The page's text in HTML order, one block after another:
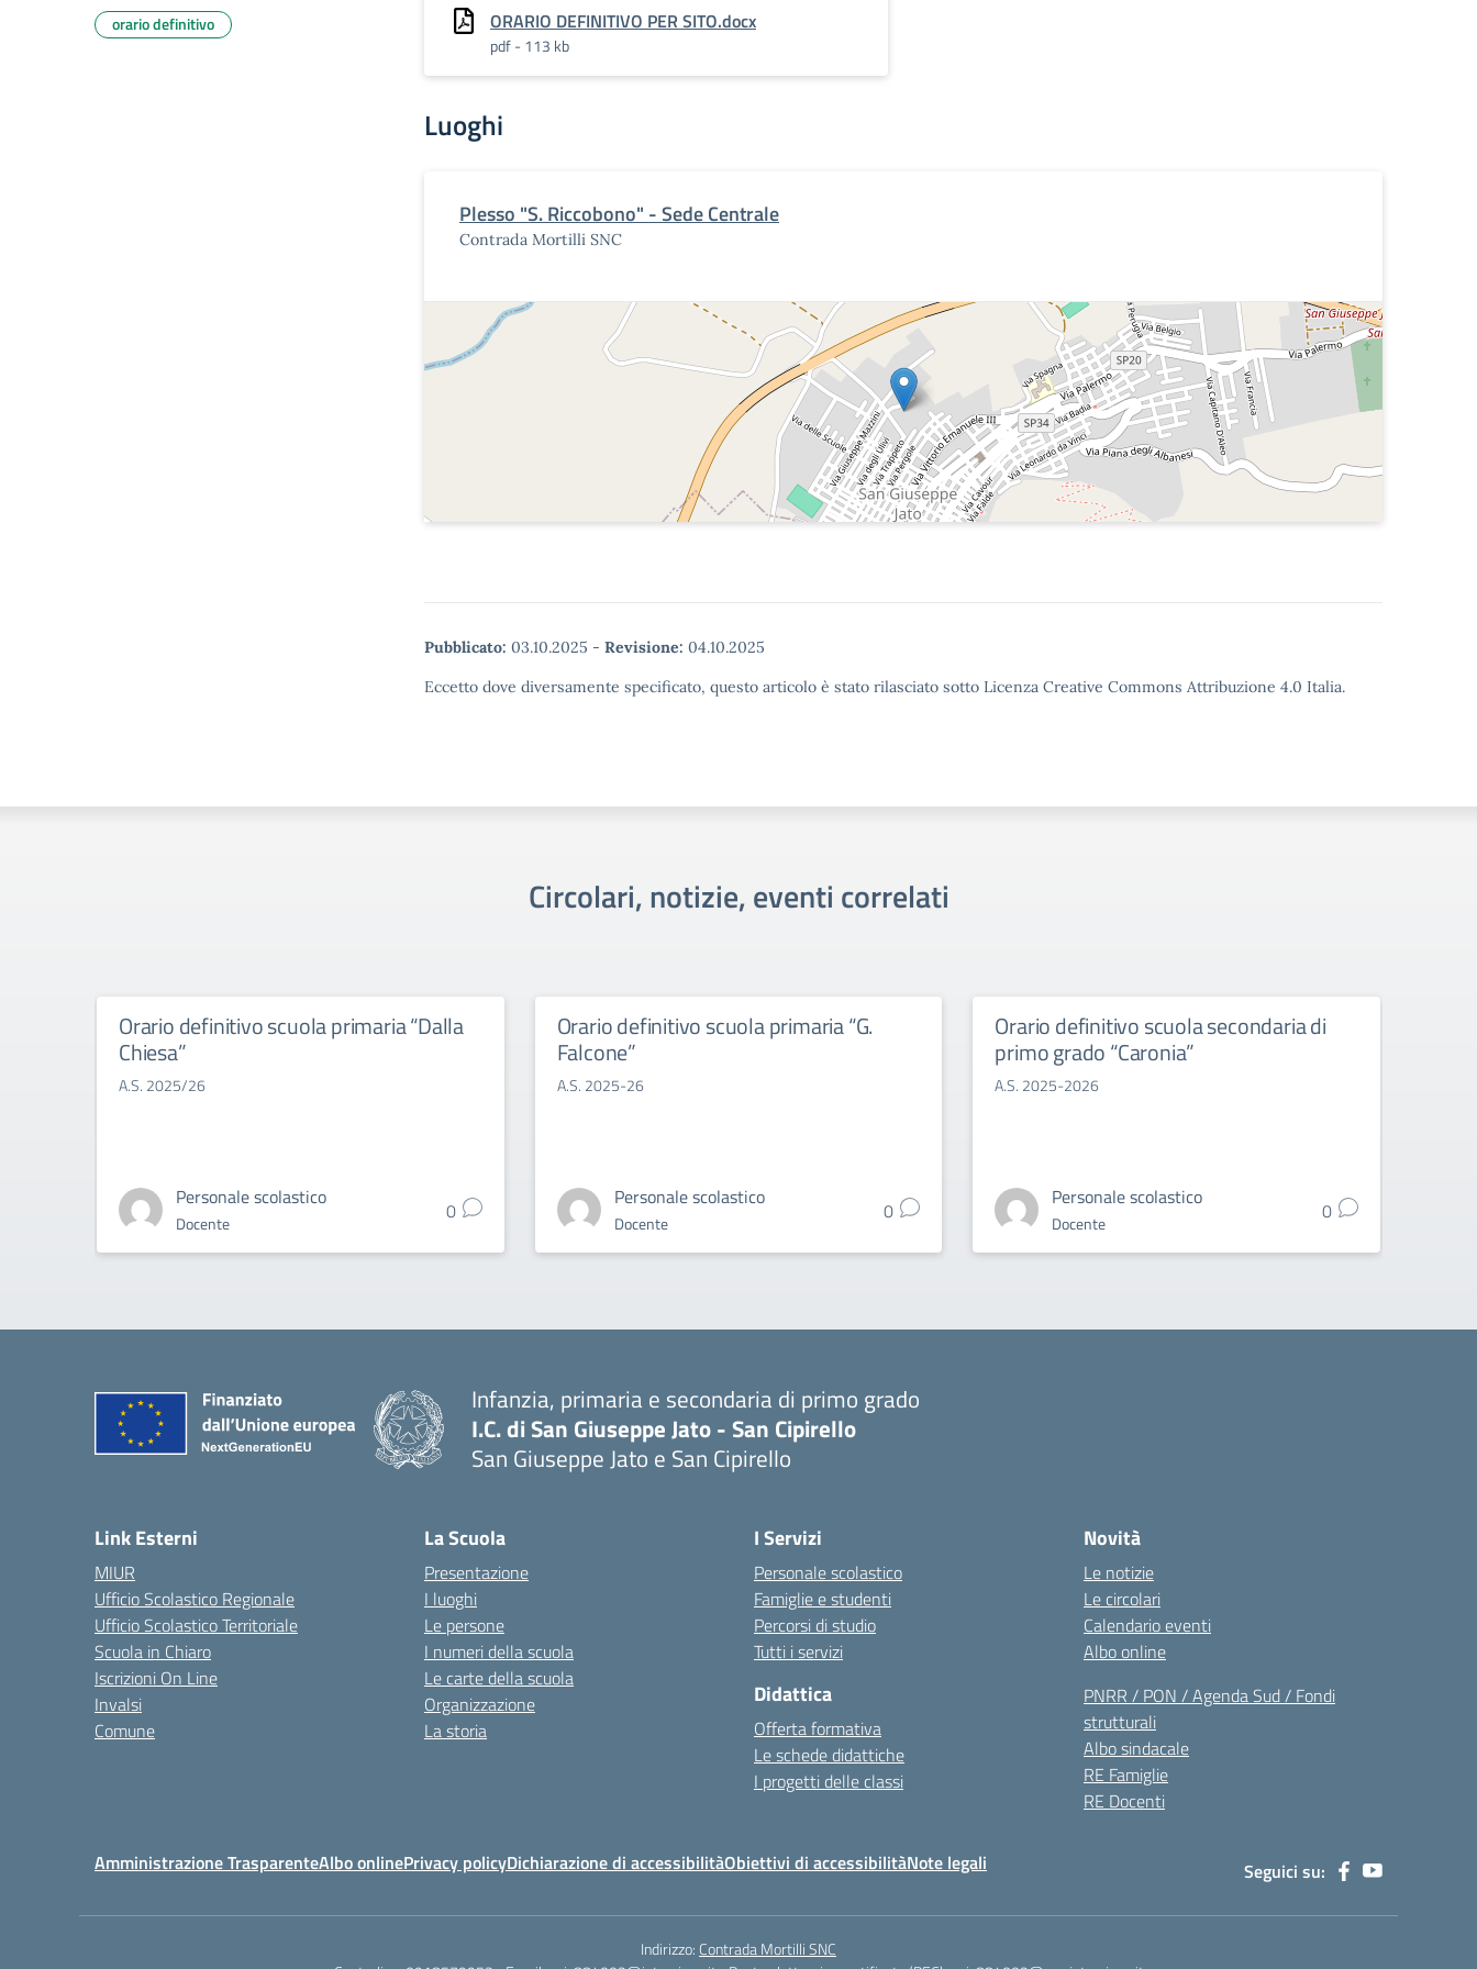
ORARIO DEFINITIVO PER SITO.docx
pdf - 113 kb
Luoghi
Plesso "S. Riccobono" - Sede Centrale
Contrada Mortilli SNC
Pubblicato: 03.10.2025 - Revisione: 04.10.2025
Eccetto dove diversamente specificato, questo articolo è stato rilasciato sotto Licenza Creative Commons Attribuzione 4.0 Italia.
orario definitivo
Circolari, notizie, eventi correlati
Orario definitivo scuola primaria “Dalla
Chiesa”
A.S. 2025/26
Personale scolastico
Docente 0
Orario definitivo scuola primaria “G.
Falcone”
A.S. 2025-26
Personale scolastico
Docente 0
Orario definitivo scuola secondaria di
primo grado “Caronia”
A.S. 2025-2026
Personale scolastico
Docente 0
Infanzia, primaria e secondaria di primo grado
I.C. di San Giuseppe Jato - San Cipirello
San Giuseppe Jato e San Cipirello
Link Esterni
MIUR
Ufficio Scolastico Regionale
Ufficio Scolastico Territoriale
Scuola in Chiaro
Iscrizioni On Line
Invalsi
Comune
La Scuola
Presentazione
I luoghi
Le persone
I numeri della scuola
Le carte della scuola
Organizzazione
La storia
I Servizi
Personale scolastico
Famiglie e studenti
Percorsi di studio
Tutti i servizi
Didattica
Offerta formativa
Le schede didattiche
I progetti delle classi
Novità
Le notizie
Le circolari
Calendario eventi
Albo online
PNRR / PON / Agenda Sud / Fondi
strutturali
Albo sindacale
RE Famiglie
RE Docenti
Amministrazione TrasparenteAlbo onlinePrivacy policyDichiarazione di accessibilitàObiettivi di accessibilitàNote legali Seguici su:
Indirizzo: Contrada Mortilli SNC